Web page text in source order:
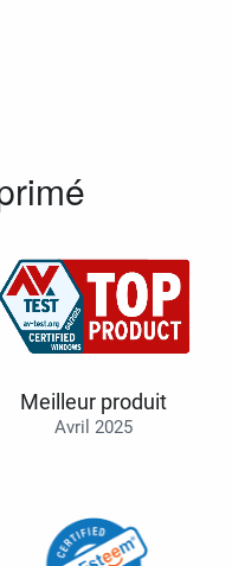
Meilleur produit
Avril 2025